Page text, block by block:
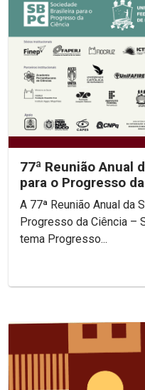
77ª Reunião Anual
para o Progresso
A 77ª Reunião Anual da
Progresso da Ciência –
tema Progresso...